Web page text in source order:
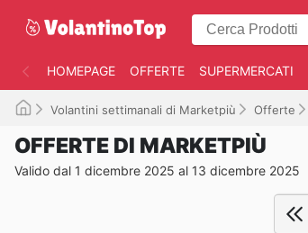
HOMEPAGE OFFERTE SUPERMERCATI
Volantini settimanali di Marketpiù Offerte
OFFERTE DI MARKETPIÙ
Valido dal 1 dicembre 2025 al 13 dicembre 2025